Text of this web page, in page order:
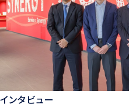
インタビュー